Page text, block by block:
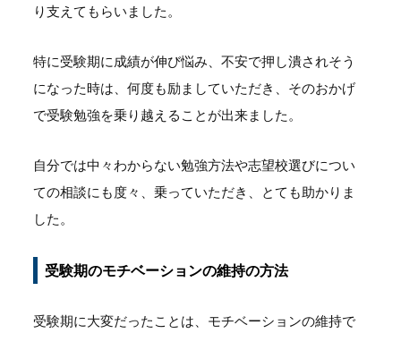
り支えてもらいました。
特に受験期に成績が伸び悩み、不安で押し潰されそう
になった時は、何度も励ましていただき、そのおかげ
で受験勉強を乗り越えることが出来ました。
自分では中々わからない勉強方法や志望校選びについ
ての相談にも度々、乗っていただき、とても助かりま
した。
受験期のモチベーションの維持の方法
受験期に大変だったことは、モチベーションの維持で